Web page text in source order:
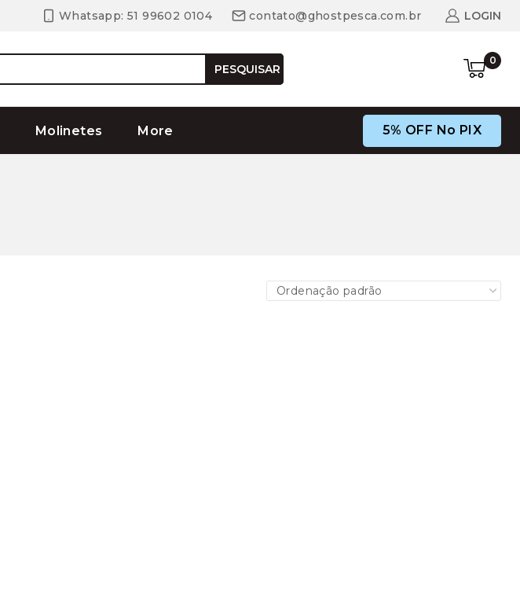
Whatsapp: 51 99602 0104 contato@ghostpesca.com.br LOGIN
PESQUISAR
0
Molinetes More 5% OFF No PIX